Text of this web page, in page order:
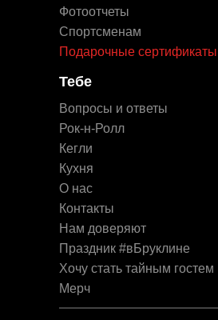
Кегли
Спортсменам
Кухня
Фотоотчеты
Рок-н-Ролл
О нас
Мерч
Праздник #вБруклине
Нам доверяют
Контакты
Подарочные сертификаты
Вопросы и ответы
Хочу стать тайным гостем
Тебе